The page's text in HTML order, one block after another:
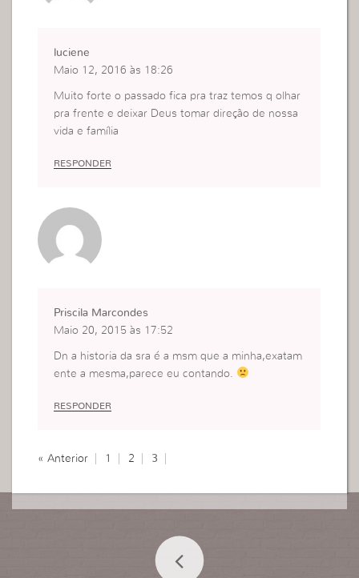
luciene
Maio 12, 2016 às 18:26
Muito forte o passado fica pra traz temos q olhar
pra frente e deixar Deus tomar direção de nossa
vida e família
RESPONDER
Priscila Marcondes
Maio 20, 2015 às 17:52
Dn a historia da sra é a msm que a minha,exatam
ente a mesma,parece eu contando.
RESPONDER
« Anterior 1 2 3